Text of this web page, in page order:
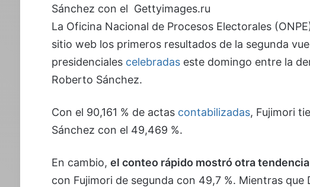
Sánchez con el Gettyimages.ru
La Oficina Nacional de Procesos Electorales
sitio web los primeros resultados de la segunda
presidenciales celebradaseste domingo entre la
Roberto Sánchez.
Con el 90,161 % de actas contabilizadas, Fujimori
Sánchez con el 49,469 %.
En cambio, el conteo rápido mostró otra tendencia
con Fujimori de segunda con 49,7 %. Mientras que